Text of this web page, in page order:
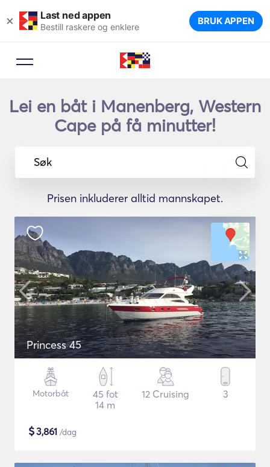
× Last ned appen
Bestill raskere og enklere BRUK APPEN
Lei en båt i Manenberg, Western
Cape på få minutter!
Søk
Prisen inkluderer alltid mannskapet.
Princess 45
Motorbåt
45 fot
14 m
12 Cruising 3
$3,861 /dag